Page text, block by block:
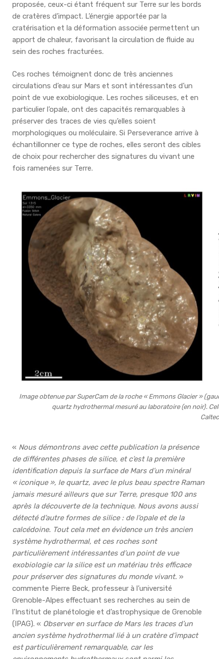
proposée, ceux-ci étant fréquent sur Terre sur les bords
de cratères d’impact. L’énergie apportée par la
cratérisation et la déformation associée permettent un
apport de chaleur, favorisant la circulation de fluide au
sein des roches fracturées.
Ces roches témoignent donc de très anciennes
circulations d’eau sur Mars et sont intéressantes d’un
point de vue exobiologique. Les roches siliceuses, et en
particulier l’opale, ont des capacités remarquables à
préserver des traces de vies qu’elles soient
morphologiques ou moléculaire. Si Perseverance arrive à
échantillonner ce type de roches, elles seront des cibles
de choix pour rechercher des signatures du vivant une
fois ramenées sur Terre.
Image obtenue par SuperCam de la roche « Emmons Glacier »
quartz hydrothermal mesuré au laboratoire (en noir).
« Nous démontrons avec cette publication la présence
de différentes phases de silice, et c’est la première
identification depuis la surface de Mars d’un minéral
« iconique », le quartz, avec le plus beau spectre Raman
jamais mesuré ailleurs que sur Terre, presque 100 ans
après la découverte de la technique. Nous avons aussi
détecté d’autre formes de silice : de l’opale et de la
calcédoine. Tout cela met en évidence un très ancien
système hydrothermal, et ces roches sont
particulièrement intéressantes d’un point de vue
exobiologie car la silice est un matériau très efficace
pour préserver des signatures du monde vivant. »
commente Pierre Beck, professeur à l’université
Grenoble-Alpes effectuant ses recherches au sein de
l’Institut de planétologie et d’astrophysique de Grenoble
(IPAG). « Observer en surface de Mars les traces d’un
ancien système hydrothermal lié à un cratère d’impact
est particulièrement remarquable, car les